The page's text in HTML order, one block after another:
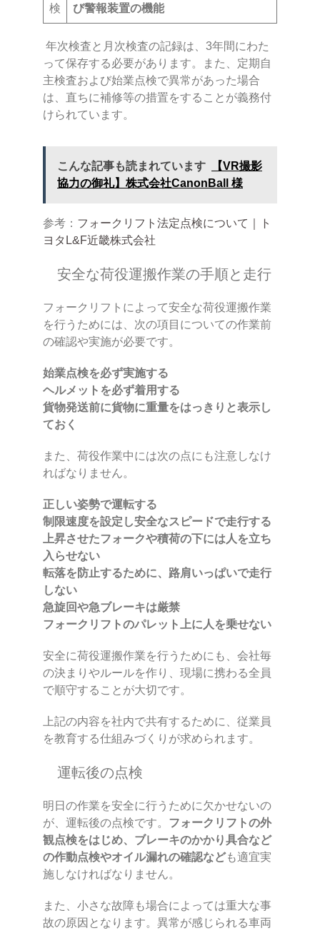
検 び警報装置の機能
年次検査と月次検査の記録は、3年間にわた
って保存する必要があります。また、定期自
主検査および始業点検で異常があった場合
は、直ちに補修等の措置をすることが義務付
けられています。
こんな記事も読まれています
【VR撮影
協力の御礼】株式会社CanonBall 様
参考： フォークリフト法定点検について｜ト
ヨタL&F近畿株式会社
安全な荷役運搬作業の手順と走行
フォークリフトによって安全な荷役運搬作業
を行うためには、次の項目についての作業前
の確認や実施が必要です。
始業点検を必ず実施する
ヘルメットを必ず着用する
貨物発送前に貨物に重量をはっきりと表示し
ておく
また、荷役作業中には次の点にも注意しなけ
ればなりません。
正しい姿勢で運転する
制限速度を設定し安全なスピードで走行する
上昇させたフォークや積荷の下には人を立ち
入らせない
転落を防止するために、路肩いっぱいで走行
しない
急旋回や急ブレーキは厳禁
フォークリフトのパレット上に人を乗せない
安全に荷役運搬作業を行うためにも、会社毎
の決まりやルールを作り、現場に携わる全員
で順守することが大切です。
上記の内容を社内で共有するために、従業員
を教育する仕組みづくりが求められます。
運転後の点検
明日の作業を安全に行うために欠かせないの
が、運転後の点検です。 フォークリフトの外
観点検をはじめ、ブレーキのかかり具合など
の作動点検やオイル漏れの確認なども適宜実
施しなければなりません。
また、小さな故障も場合によっては重大な事
故の原因となります。異常が感じられる車両